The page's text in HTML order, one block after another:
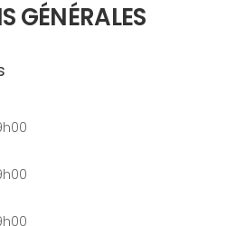
GÉNÉRALES